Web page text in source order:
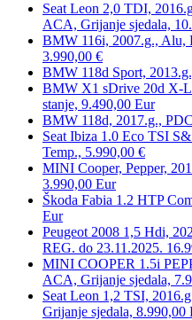
Seat Leon 2,0 TDI,
ACA, Grijanje sjedala,
BMW 116i, 2007.g., Alu,
3.990,00 €
BMW 118d Sport,
BMW X1 sDrive 20d X-
stanje, 9.490,00 Eur
BMW 118d, 2017.g.,
Seat Ibiza 1.0 Eco TSI
Temp., 5.990,00 €
MINI Cooper, Pepper,
3.990,00 Eur
Škoda Fabia 1.2 HTP
Eur
Peugeot 2008 1,5 Hdi,
REG. do 23.11.2025.
MINI COOPER 1.5i
ACA, Grijanje sjedala,
Seat Leon 1,2 TSI,
Grijanje sjedala, 8.990,00